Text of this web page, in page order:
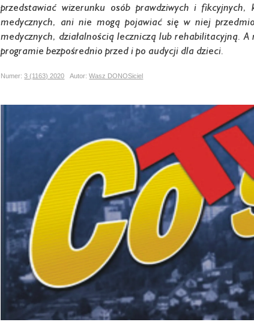
przedstawiać wizerunku osób prawdziwych i
medycznych, ani nie mogą pojawiać się w niej
medycznych, działalnością leczniczą lub rehabilitacyjną.
programie bezpośrednio przed i po audycji dla dzieci.
Numer:3 (1163) 2020 Autor:Wasz DONOSiciel